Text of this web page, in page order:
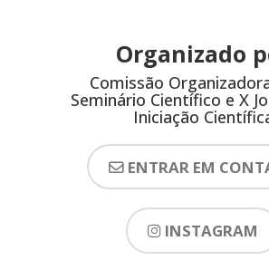
Organizado
Comissão
Seminário Científico e X
Iniciação
ENTRAR EM
INSTAGRAM